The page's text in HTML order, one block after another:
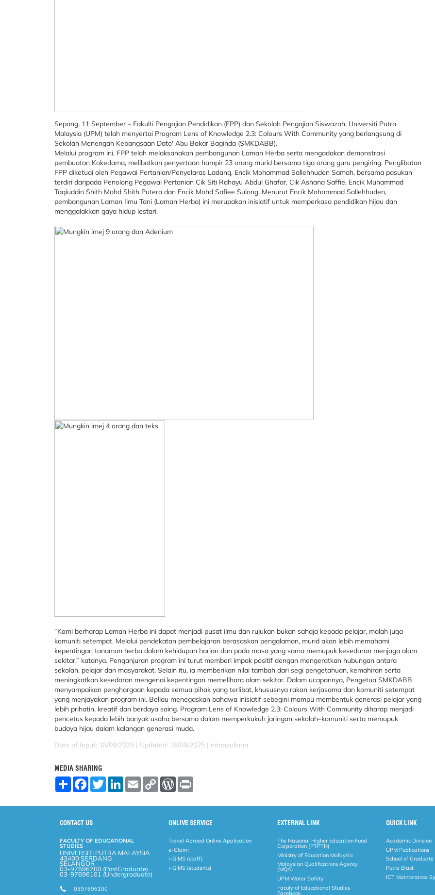
Sepang, 11 September – Fakulti Pengajian Pendidikan (FPP) dan Sekolah Pengajian Siswazah, Universiti Putra
Malaysia (UPM) telah menyertai Program Lens of Knowledge 2.3: Colours With Community yang berlangsung di
Sekolah Menengah Kebangsaan Dato' Abu Bakar Baginda (SMKDABB).
Melalui program ini, FPP telah melaksanakan pembangunan Laman Herba serta mengadakan demonstrasi
pembuatan Kokedama, melibatkan penyertaan hampir 23 orang murid bersama tiga orang guru pengiring. Penglibatan
FPP diketuai oleh Pegawai Pertanian/Penyelaras Ladang, Encik Mohammad Sallehhuden Samah, bersama pasukan
terdiri daripada Penolong Pegawai Pertanian Cik Siti Rahayu Abdul Ghafar, Cik Ashana Saffie, Encik Muhammad
Taqiuddin Shith Mohd Shith Putera dan Encik Mohd Safiee Sulong. Menurut Encik Mohammad Sallehhuden,
pembangunan Laman Ilmu Tani (Laman Herba) ini merupakan inisiatif untuk memperkasa pendidikan hijau dan
menggalakkan gaya hidup lestari.
“Kami berharap Laman Herba ini dapat menjadi pusat ilmu dan rujukan bukan sahaja kepada pelajar, malah juga
komuniti setempat. Melalui pendekatan pembelajaran berasaskan pengalaman, murid akan lebih memahami
kepentingan tanaman herba dalam kehidupan harian dan pada masa yang sama memupuk kesedaran menjaga alam
sekitar,” katanya. Penganjuran program ini turut memberi impak positif dengan mengeratkan hubungan antara
sekolah, pelajar dan masyarakat. Selain itu, ia memberikan nilai tambah dari segi pengetahuan, kemahiran serta
meningkatkan kesedaran mengenai kepentingan memelihara alam sekitar. Dalam ucapannya, Pengetua SMKDABB
menyampaikan penghargaan kepada semua pihak yang terlibat, khususnya rakan kerjasama dan komuniti setempat
yang menjayakan program ini. Beliau menegaskan bahawa inisiatif sebegini mampu membentuk generasi pelajar yang
lebih prihatin, kreatif dan berdaya saing. Program Lens of Knowledge 2.3: Colours With Community diharap menjadi
pencetus kepada lebih banyak usaha bersama dalam memperkukuh jaringan sekolah–komuniti serta memupuk
budaya hijau dalam kalangan generasi muda.
Date of Input: 18/09/2025 | Updated: 18/09/2025 | intanzuliana
MEDIA SHARING
S
F
o
o
T
w
L
E
m
C
W
r
e
s
CONTACT US
FACULTY OF EDUCATIONAL
STUDIES
UNIVERSITI PUTRA MALAYSIA
43400 SERDANG
SELANGOR
03-97696200 (PostGraduate)
03-97696101 (Undergraduate)
0397696100
ONLIVE SERVICE
Travel Abroad Online Application
e-Claim
i-GIMS (staff)
i-GIMS (students)
EXTERNAL LINK
The Nasional Higher Education Fund
Corporation (PTPTN)
Ministry of Education Malaysia
Malaysian Qualifications Agency
(MQA)
UPM Water Safety
Faculy of Educational Studies
Facebook
QUICK LINK
Academic Division
UPM Publications
School of Graduate
Putra Blast
ICT Maintenance